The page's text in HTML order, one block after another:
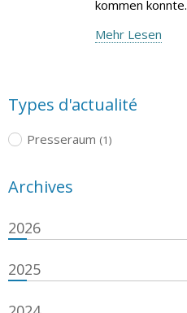
kommen konnte.
Mehr Lesen
Types d'actualité
Presseraum (1)
Archives
2026
2025